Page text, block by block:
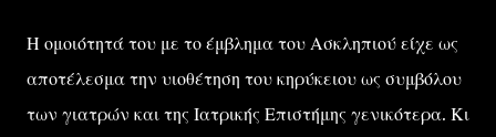
Η ομοιότητά του με το έμβλημα του Ασκληπιού είχε ως
αποτέλεσμα την υιοθέτηση του κηρύκειου ως συμβόλου
των γιατρών και της Ιατρικής Επιστήμης γενικότερα. Κι